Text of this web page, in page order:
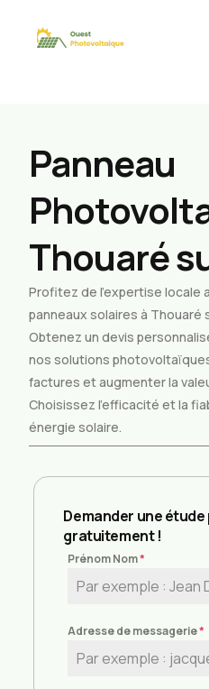
Panneau
Thouaré
Profitez de l’expertise locale
panneaux solaires à Thouaré
Obtenez un devis
nos solutions
factures et augmenter la
Choisissez l’efficacité et la
énergie solaire.
Demander une
gratuitement !
Prénom Nom*
Adresse de messagerie*